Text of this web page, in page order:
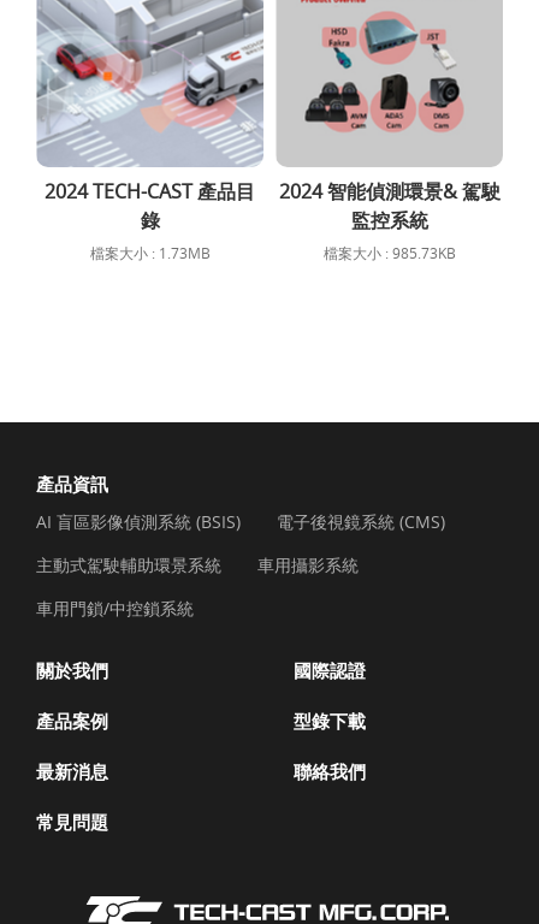
2024 TECH-CAST 產品目
錄
檔案大小 : 1.73MB
2024 智能偵測環景& 駕駛
監控系統
檔案大小 : 985.73KB
產品資訊
AI 盲區影像偵測系統 (BSIS)
電子後視鏡系統 (CMS)
主動式駕駛輔助環景系統
車用攝影系統
車用門鎖/中控鎖系統
關於我們 國際認證
產品案例 型錄下載
最新消息 聯絡我們
常見問題